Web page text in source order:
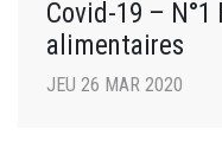
Covid-19 – N°1
alimentaires
JEU 26 MAR 2020